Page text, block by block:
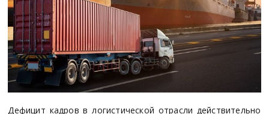
Дефицит кадров в логистической отрасли действительно